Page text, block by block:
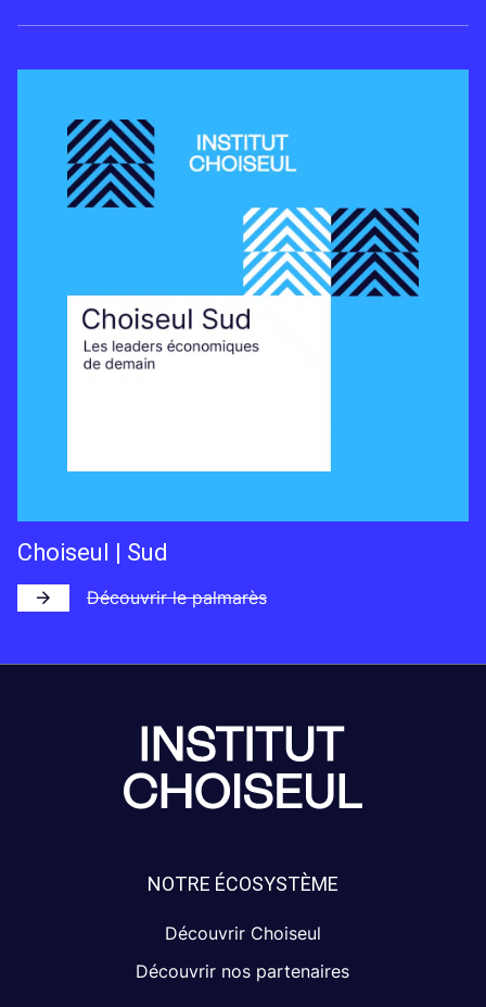
Choiseul | Sud
Découvrir le palmarès
NOTRE ÉCOSYSTÈME
Découvrir Choiseul
Découvrir nos partenaires